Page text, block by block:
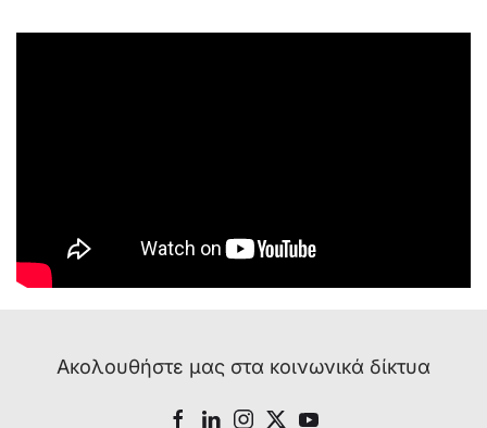
Ακολουθήστε μας στα κοινωνικά δίκτυα